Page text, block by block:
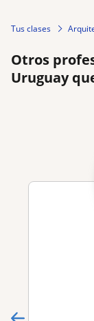
Tus clases
Otros
Uruguay